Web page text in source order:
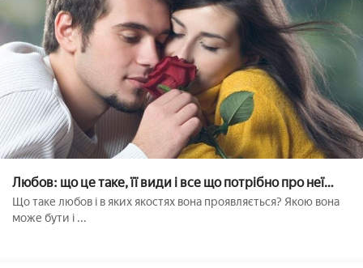
Любов: що це таке, її види і все що потрібно про неї
знати
Що таке любов і в яких якостях вона проявляється? Якою вона
може бути і ...